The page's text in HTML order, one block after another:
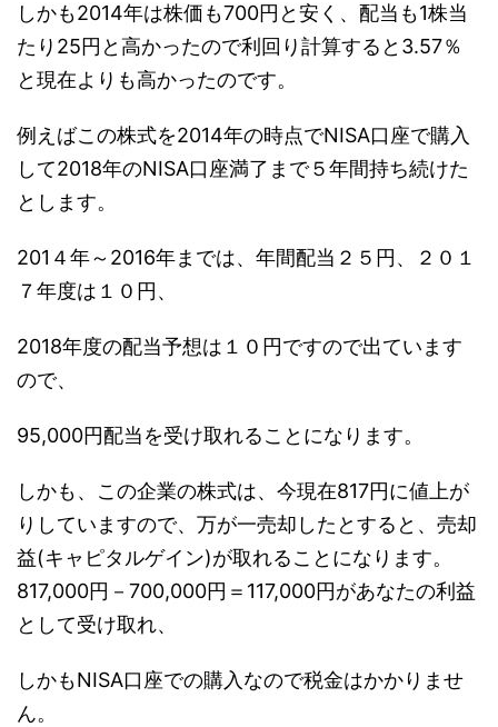
しかも2014年は株価も700円と安く、配当も1株当
たり25円と高かったので利回り計算すると 3.57％
と現在よりも高かったのです。
例えばこの株式を2014年の時点でNISA口座で購入
して2018年のNISA口座満了まで５年間持ち続けた
とします。
201４年～2016年までは、年間配当 ２５円、
２０１
７年度は １０円、
2018年度の配当予想は １０円ですので出ています
ので、
95,000円配当を受け取れることになります。
しかも、この企業の株式は、今現在817円に値上が
りしていますので、万が一売却したとすると、売却
益(キャピタルゲイン)が取れることになります。
817,000円－700,000円＝ 117,000円があなたの利益
として受け取れ、
しかもNISA口座での購入なので税金はかかりませ
ん。